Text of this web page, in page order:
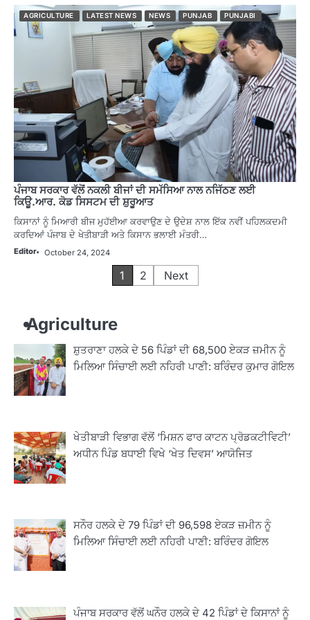
AGRICULTURE LATEST NEWS NEWS PUNJAB PUNJABI
ਪੰਜਾਬ ਸਰਕਾਰ ਵੱਲੋਂ ਨਕਲੀ ਬੀਜਾਂ ਦੀ ਸਮੱਸਿਆ ਨਾਲ ਨਜਿੱਠਣ ਲਈ
ਕਿਊ.ਆਰ. ਕੋਡ ਸਿਸਟਮ ਦੀ ਸ਼ੁਰੂਆਤ
ਕਿਸਾਨਾਂ ਨੂੰ ਮਿਆਰੀ ਬੀਜ ਮੁਹੱਈਆ ਕਰਵਾਉਣ ਦੇ ਉਦੇਸ਼ ਨਾਲ ਇੱਕ ਨਵੀਂ ਪਹਿਲਕਦਮੀ
ਕਰਦਿਆਂ ਪੰਜਾਬ ਦੇ ਖੇਤੀਬਾੜੀ ਅਤੇ ਕਿਸਾਨ ਭਲਾਈ ਮੰਤਰੀ…
Editor October 24, 2024
1 2 Next
Agriculture
ਸ਼ੁਤਰਾਣਾ ਹਲਕੇ ਦੇ 56 ਪਿੰਡਾਂ ਦੀ 68,500 ਏਕੜ ਜ਼ਮੀਨ ਨੂੰ
ਮਿਲਿਆ ਸਿੰਚਾਈ ਲਈ ਨਹਿਰੀ ਪਾਣੀ: ਬਰਿੰਦਰ ਕੁਮਾਰ ਗੋਇਲ
ਖੇਤੀਬਾੜੀ ਵਿਭਾਗ ਵੱਲੋਂ ‘ਮਿਸ਼ਨ ਫਾਰ ਕਾਟਨ ਪ੍ਰੋਡਕਟੀਵਿਟੀ’
ਅਧੀਨ ਪਿੰਡ ਬਧਾਈ ਵਿਖੇ ‘ਖੇਤ ਦਿਵਸ’ ਆਯੋਜਿਤ
ਸਨੌਰ ਹਲਕੇ ਦੇ 79 ਪਿੰਡਾਂ ਦੀ 96,598 ਏਕੜ ਜ਼ਮੀਨ ਨੂੰ
ਮਿਲਿਆ ਸਿੰਚਾਈ ਲਈ ਨਹਿਰੀ ਪਾਣੀ: ਬਰਿੰਦਰ ਗੋਇਲ
ਪੰਜਾਬ ਸਰਕਾਰ ਵੱਲੋਂ ਘਨੌਰ ਹਲਕੇ ਦੇ 42 ਪਿੰਡਾਂ ਦੇ ਕਿਸਾਨਾਂ ਨੂੰ